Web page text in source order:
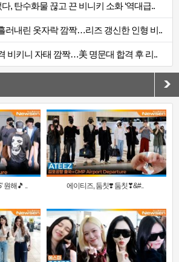
, 탄수화물 끊고 끈 비니키 소화 ‘역대급..
러내린 옷자락 깜짝…리즈 갱신한 인형 비..
비키니 자태 깜짝…美 명문대 합격 후 리..
원해🎵 .. 에이티즈, 둠칫❣️ 둠칫❣&#..